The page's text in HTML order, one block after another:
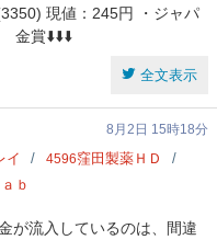
現値：245円 ・ジャパ
金賞⬇️⬇️⬇️
全文表示
8月2日 15時18分
イ 4596窪田製薬ＨＤ
ｂ
が流入しているのは、間違